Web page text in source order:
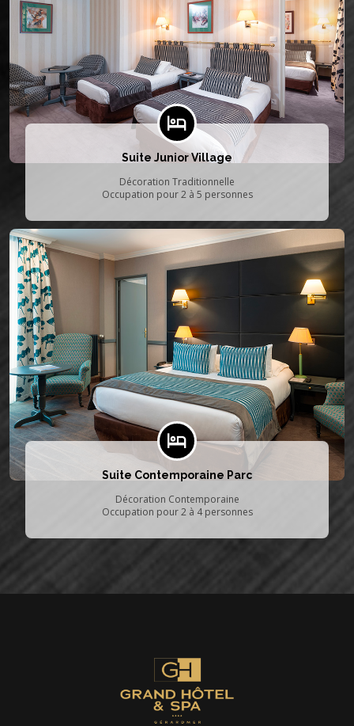
Suite Junior Village
Décoration Traditionnelle
Occupation pour 2 à 5 personnes
Suite Contemporaine Parc
Décoration Contemporaine
Occupation pour 2 à 4 personnes